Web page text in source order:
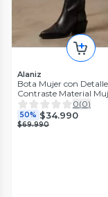
Alaniz
Bota Mujer con Detalle
Contraste Material
0(0)
50% $34.990
$69.990